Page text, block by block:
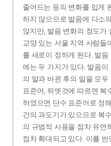
줄어드는 등의 변화를 입게
하지 않으므로 발음에 다소
않지만, 발음 변화의 정도가
교양 있는 서울 지역 사람들
를 새로이 정하게 된다. 발
에는 두 가지가 있다. 발음
의 말과 바뀐 후의 말을 모
표준어, 뒤엣것에 따르면 복
하였으면 단수 표준어로 정
간의 과도기가 있으므로 복
의 규범적 사용을 점차 유연
점차 확대되고 있다. 이를